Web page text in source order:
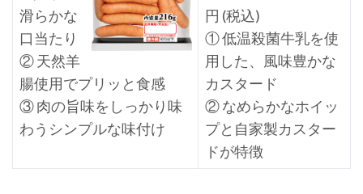
滑らかな
口当たり
② 天然羊
腸使用でプリッと食感
③ 肉の旨味をしっかり味
わうシンプルな味付け
円 (税込)
① 低温殺菌牛乳を使
用した、風味豊かな
カスタード
② なめらかなホイッ
プと自家製カスター
ドが特徴